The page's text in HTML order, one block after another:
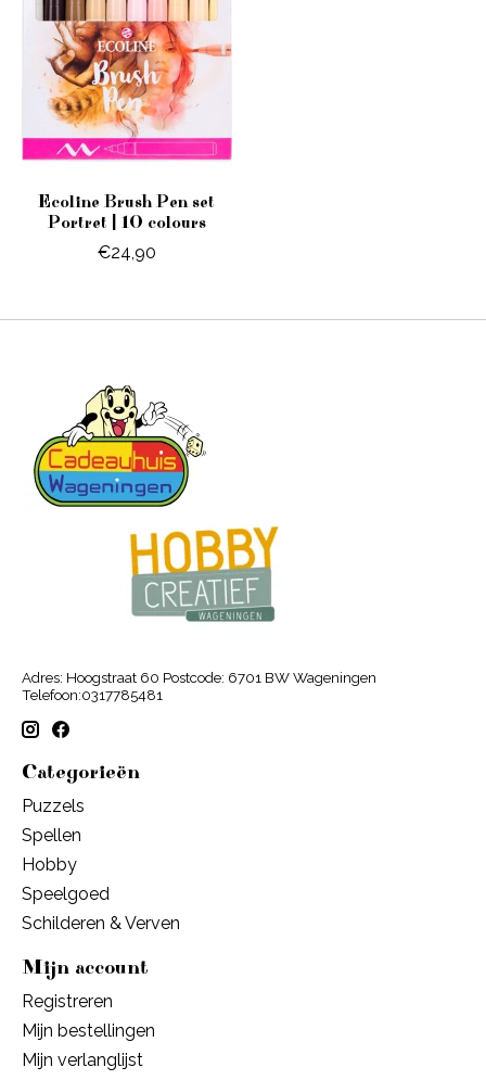
Ecoline Brush Pen set
Portret | 10 colours
€24,90
Adres: Hoogstraat 60 Postcode: 6701 BW Wageningen
Telefoon:0317785481
Categorieën
Puzzels
Spellen
Hobby
Speelgoed
Schilderen & Verven
Mijn account
Registreren
Mijn bestellingen
Mijn verlanglijst